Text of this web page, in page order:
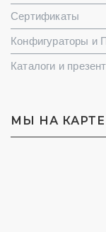
Сертификаты
Конфигураторы и
Каталоги и
МЫ НА КАРТЕ